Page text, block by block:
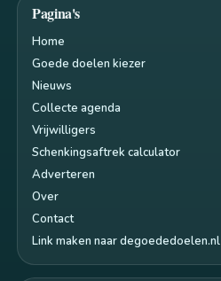
Pagina's
Home
Goede doelen kiezer
Nieuws
Collecte agenda
Vrijwilligers
Schenkingsaftrek calculator
Adverteren
Over
Contact
Link maken naar degoededoelen.nl